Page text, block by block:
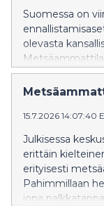
ovat ilmaston,
vain silloin, kun
tutkimukseen
kunnioittaen.
Suomessa on
olevasta
että kolmasosa
2030 loppuun
15.7.2026 14:07:40
Julkisessa
erittäin
erityisesti
Pahimmillaan
jopa